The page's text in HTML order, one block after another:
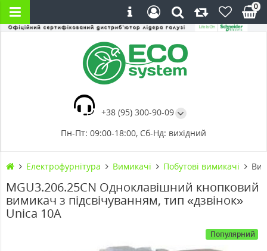
+38 (95) 300-90-09
Пн-Пт: 09:00-18:00, Сб-Нд: вихідний
0
Електрофурнітура Вимикачі Побутові вимикачі
MGU3.206.25CN Одноклавішний кнопковий
вимикач з підсвічуванням, тип «дзвінок»
Unica 10А
Популярний